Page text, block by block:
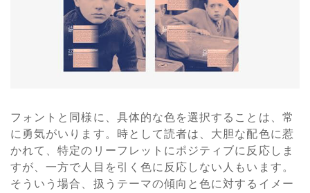
フォントと同様に、具体的な色を選択することは、常
に勇気がいります。時として読者は、大胆な配色に惹
かれて、特定のリーフレットにポジティブに反応しま
すが、一方で人目を引く色に反応しない人もいます。
そういう場合、扱うテーマの傾向と色に対するイメー